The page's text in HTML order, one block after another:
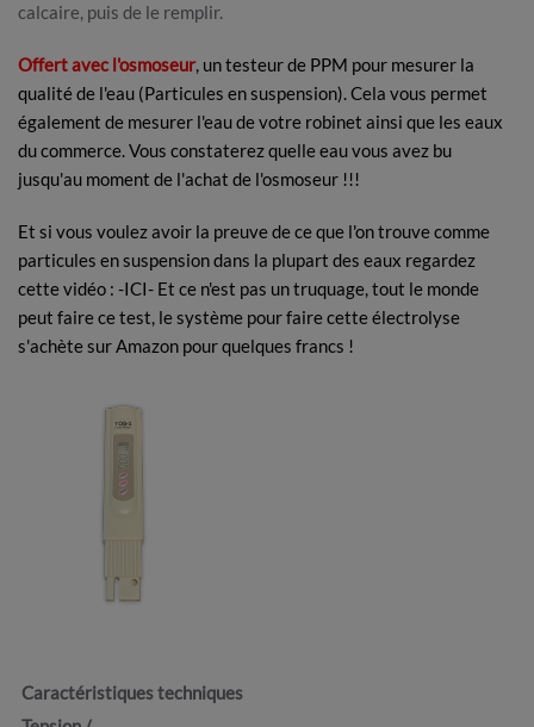
calcaire, puis de le remplir.
Offert avec l'osmoseur, un testeur de PPM pour mesurer la
qualité de l'eau (Particules en suspension). Cela vous permet
également de mesurer l'eau de votre robinet ainsi que les eaux
du commerce. Vous constaterez quelle eau vous avez bu
jusqu'au moment de l'achat de l'osmoseur !!!
Et si vous voulez avoir la preuve de ce que l'on trouve comme
particules en suspension dans la plupart des eaux regardez
cette vidéo : -ICI- Et ce n'est pas un truquage, tout le monde
peut faire ce test, le système pour faire cette électrolyse
s'achète sur Amazon pour quelques francs !
Caractéristiques techniques